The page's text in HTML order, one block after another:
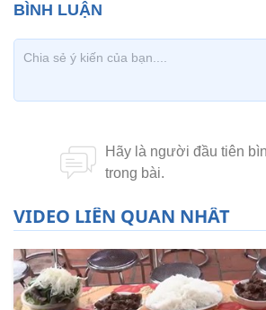
VIDEO LIÊN QUAN NHẤT